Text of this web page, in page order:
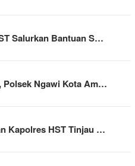
Salurkan Bantuan S…
Polsek Ngawi Kota Am…
Kapolres HST Tinjau …